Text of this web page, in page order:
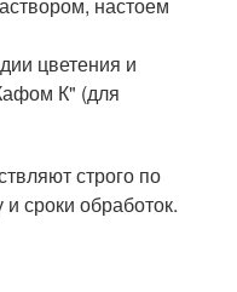
настоем
цветения и
К" (для
строго по
сроки обработок.